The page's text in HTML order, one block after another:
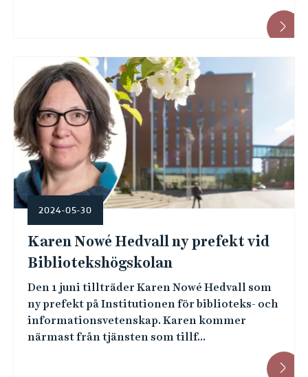
2024-05-30
Karen Nowé Hedvall ny prefekt vid
Bibliotekshögskolan
Den 1 juni tillträder Karen Nowé Hedvall som
ny prefekt på Institutionen för biblioteks- och
informationsvetenskap. Karen kommer
närmast från tjänsten som tillf...